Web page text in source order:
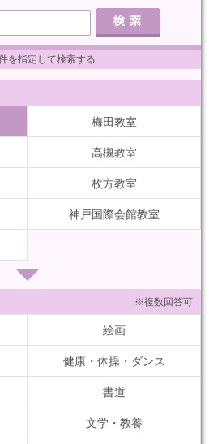
を指定して検索する
梅田教室
高槻教室
枚方教室
神戸国際会館教室
※複数回答可
絵画
健康・体操・ダンス
書道
文学・教養